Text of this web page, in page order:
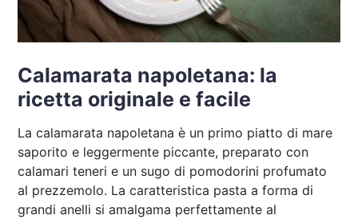
Calamarata napoletana: la
ricetta originale e facile
La calamarata napoletana è un primo piatto di mare
saporito e leggermente piccante, preparato con
calamari teneri e un sugo di pomodorini profumato
al prezzemolo. La caratteristica pasta a forma di
grandi anelli si amalgama perfettamente al